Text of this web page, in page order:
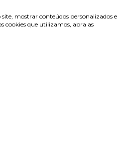
mostrar conteúdos personalizados e
cookies que utilizamos, abra as